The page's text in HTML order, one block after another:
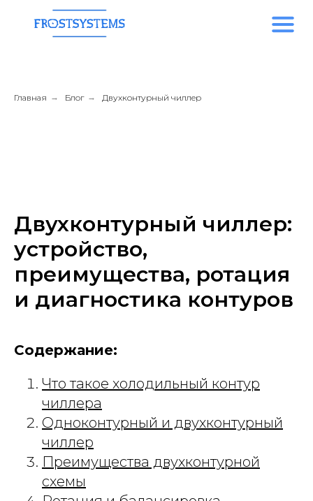
Главная → Блог → Двухконтурный чиллер
Двухконтурный чиллер:
устройство,
преимущества, ротация
и диагностика контуров
Содержание:
Что такое холодильный контур
чиллера
Одноконтурный и двухконтурный
чиллер
Преимущества двухконтурной
схемы